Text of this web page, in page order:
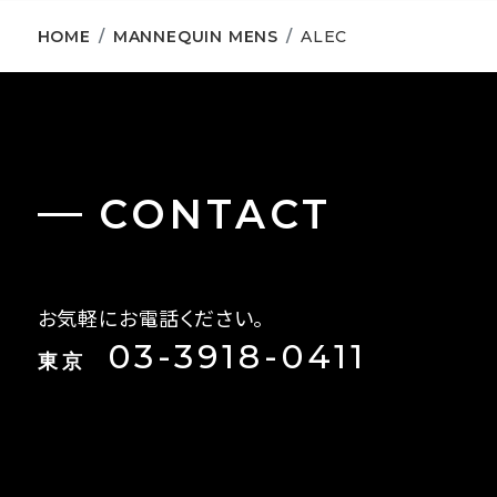
HOME MANNEQUIN MENS ALEC
CONTACT
お気軽にお電話ください。
東京 03-3918-0411